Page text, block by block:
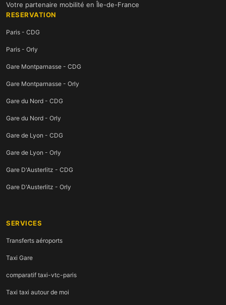
Votre partenaire mobilité en Île-de-France
RESERVATION
Paris - CDG
Paris - Orly
Gare Montparnasse - CDG
Gare Montparnasse - Orly
Gare du Nord - CDG
Gare du Nord - Orly
Gare de Lyon - CDG
Gare de Lyon - Orly
Gare D'Austerlitz - CDG
Gare D'Austerlitz - Orly
SERVICES
Transferts aéroports
Taxi Gare
comparatif taxi-vtc-paris
Taxi taxi autour de moi